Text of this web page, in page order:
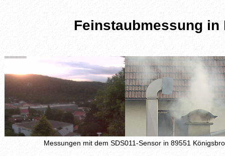
Feinstaubmessung
Messungen mit dem SDS011-Sensor in 89551